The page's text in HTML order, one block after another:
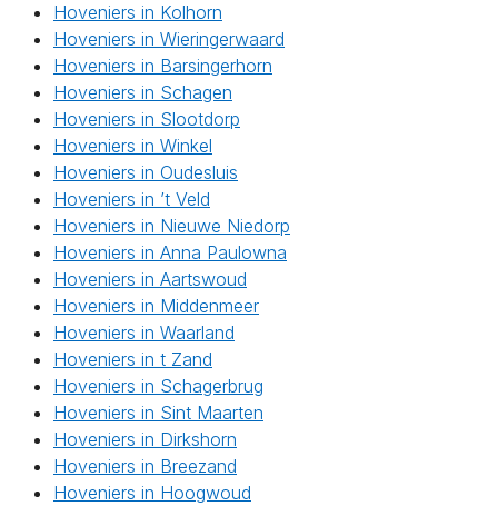
Hoveniers in Kolhorn
Hoveniers in Wieringerwaard
Hoveniers in Barsingerhorn
Hoveniers in Schagen
Hoveniers in Slootdorp
Hoveniers in Winkel
Hoveniers in Oudesluis
Hoveniers in ’t Veld
Hoveniers in Nieuwe Niedorp
Hoveniers in Anna Paulowna
Hoveniers in Aartswoud
Hoveniers in Middenmeer
Hoveniers in Waarland
Hoveniers in t Zand
Hoveniers in Schagerbrug
Hoveniers in Sint Maarten
Hoveniers in Dirkshorn
Hoveniers in Breezand
Hoveniers in Hoogwoud